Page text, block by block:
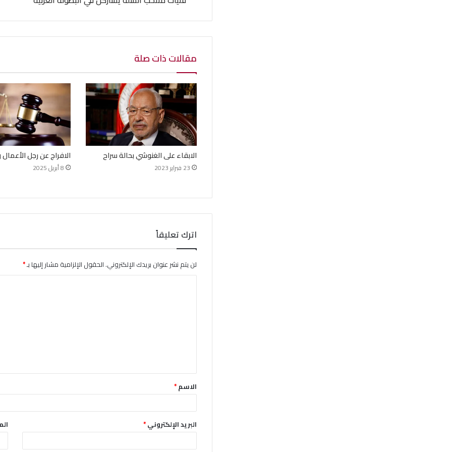
مقالات ذات صلة
الابقاء على الغنوشي بحالة سراح
23 فبراير 2023
الافراج عن رجل
8 أبريل 2025
اترك تعليقاً
لن يتم نشر عنوان بريدك الإلكتروني.الحقول الإلزامية مشار إليها بـ*
ق
*الاسم*
البريد الإلكتروني*